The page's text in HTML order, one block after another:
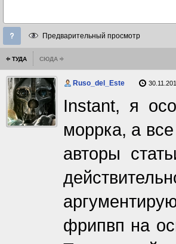
Предварительный просмотр
ТУДА СЮДА
Ruso_del_Este
Instant, я
моррка, а
авторы
фрипвп на